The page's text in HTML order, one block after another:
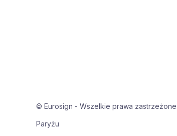
© Eurosign - Wszelkie prawa
Paryżu